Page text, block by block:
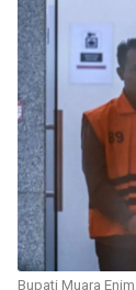
Bupati Muara